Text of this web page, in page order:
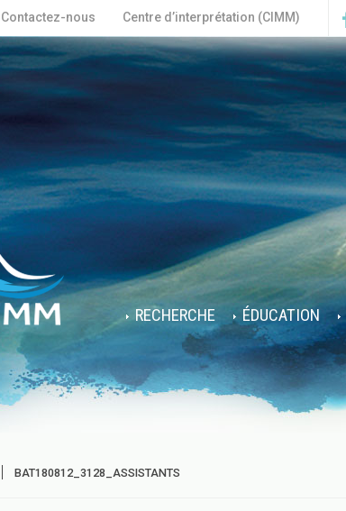
Contactez-nous Centre d’interprétation (CIMM)
RECHERCHE ÉDUCATION
BAT180812_3128_ASSISTANTS